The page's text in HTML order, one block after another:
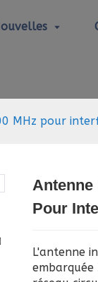
MHz pour
Antenne
Pour
L'antenne